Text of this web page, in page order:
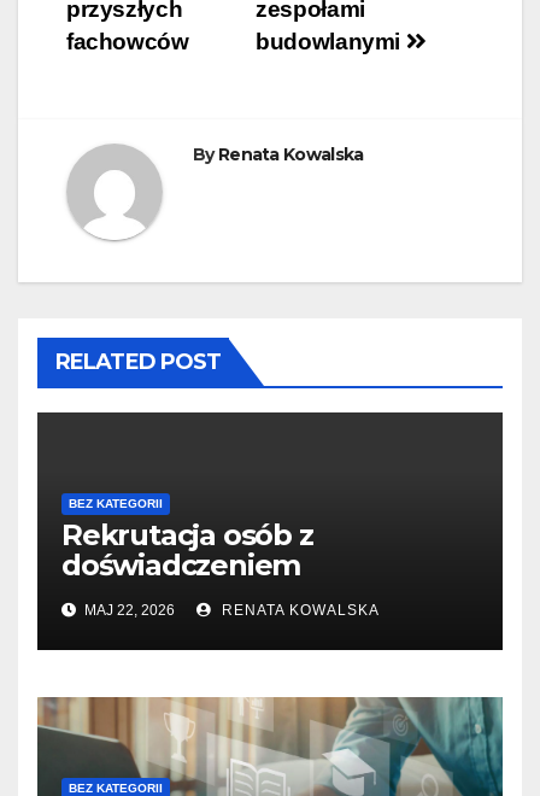
zespołami
budowlanymi
przyszłych
fachowców
ByRenata Kowalska
RELATED POST
BEZ KATEGORII
Rekrutacja osób z
doświadczeniem
zawodowym vs. szkolenie
nowych pracowników
MAJ 22, 2026 RENATA KOWALSKA
BEZ KATEGORII